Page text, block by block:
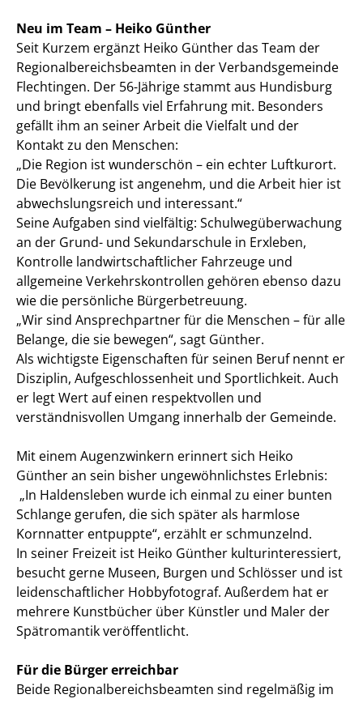
Neu im Team – Heiko Günther
Seit Kurzem ergänzt Heiko Günther das Team der
Regionalbereichsbeamten in der Verbandsgemeinde
Flechtingen. Der 56-Jährige stammt aus Hundisburg
und bringt ebenfalls viel Erfahrung mit. Besonders
gefällt ihm an seiner Arbeit die Vielfalt und der
Kontakt zu den Menschen:
„Die Region ist wunderschön – ein echter Luftkurort.
Die Bevölkerung ist angenehm, und die Arbeit hier ist
abwechslungsreich und interessant.“
Seine Aufgaben sind vielfältig: Schulwegüberwachung
an der Grund- und Sekundarschule in Erxleben,
Kontrolle landwirtschaftlicher Fahrzeuge und
allgemeine Verkehrskontrollen gehören ebenso dazu
wie die persönliche Bürgerbetreuung.
„Wir sind Ansprechpartner für die Menschen – für alle
Belange, die sie bewegen“, sagt Günther.
Als wichtigste Eigenschaften für seinen Beruf nennt er
Disziplin, Aufgeschlossenheit und Sportlichkeit. Auch
er legt Wert auf einen respektvollen und
verständnisvollen Umgang innerhalb der Gemeinde.
Mit einem Augenzwinkern erinnert sich Heiko
Günther an sein bisher ungewöhnlichstes Erlebnis:
„In Haldensleben wurde ich einmal zu einer bunten
Schlange gerufen, die sich später als harmlose
Kornnatter entpuppte“, erzählt er schmunzelnd.
In seiner Freizeit ist Heiko Günther kulturinteressiert,
besucht gerne Museen, Burgen und Schlösser und ist
leidenschaftlicher Hobbyfotograf. Außerdem hat er
mehrere Kunstbücher über Künstler und Maler der
Spätromantik veröffentlicht.
Für die Bürger erreichbar
Beide Regionalbereichsbeamten sind regelmäßig im